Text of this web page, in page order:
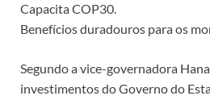
Capacita COP30.
Benefícios duradouros para os
Segundo a vice-governadora
investimentos do Governo do